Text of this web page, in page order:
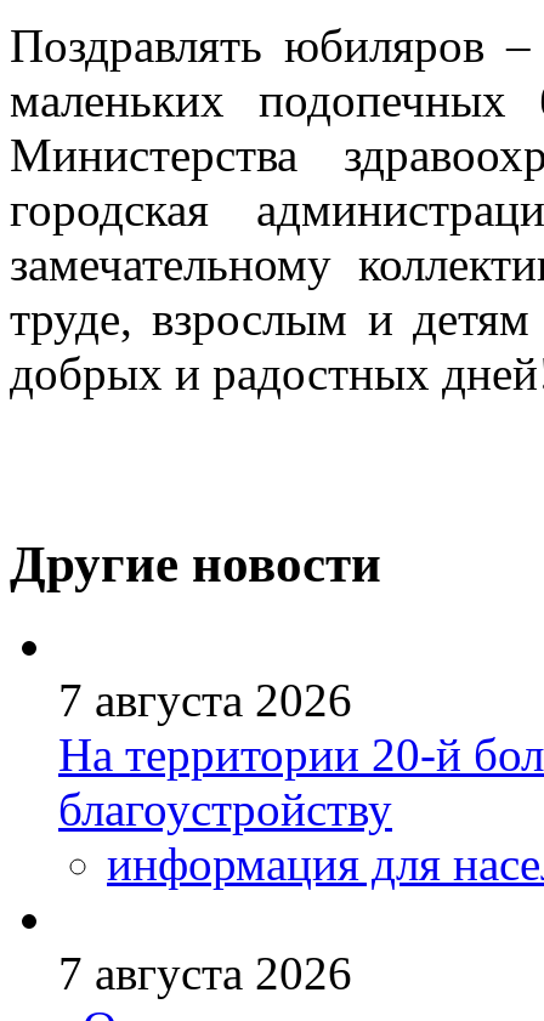
Поздравлять юбиляров
маленьких подопечных
Министерства
городская
замечательному
труде, взрослым и
добрых и радостных
Другие новости
7 августа 2026
На территории 20-й
благоустройству
информация для
7 августа 2026